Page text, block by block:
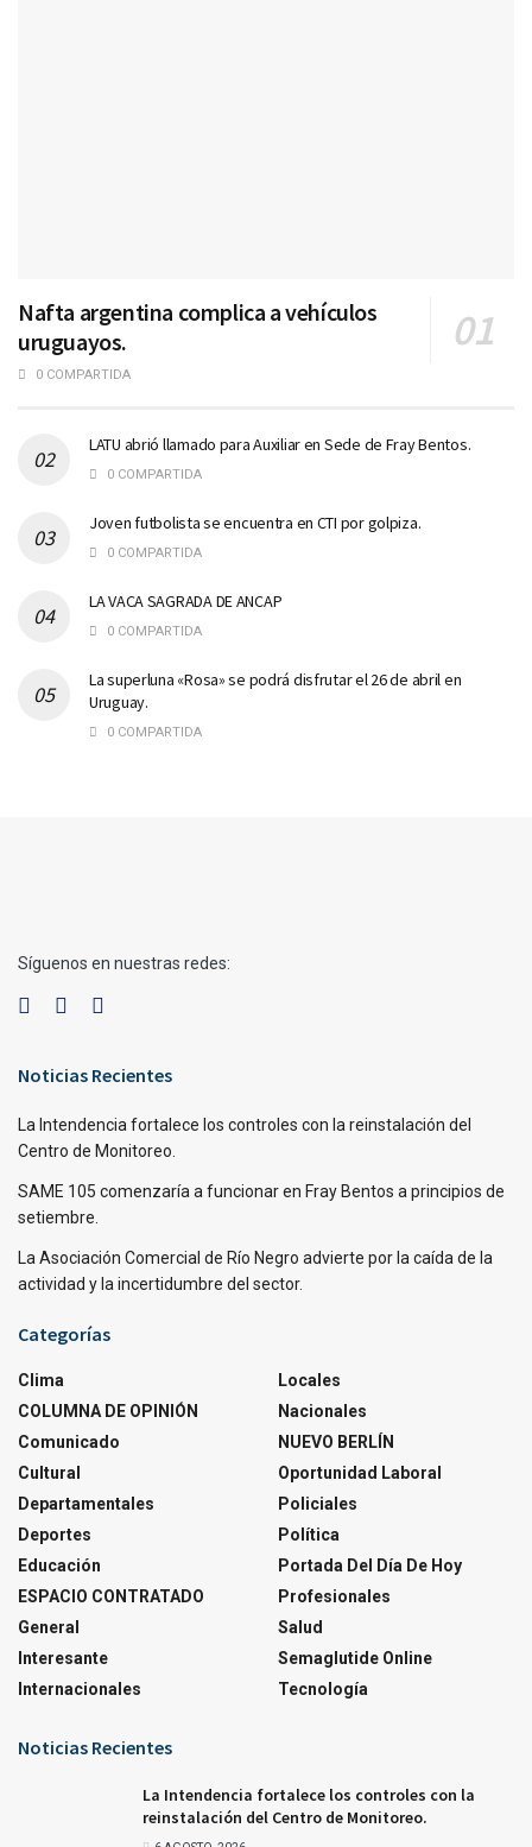
Nafta argentina complica a vehículos
uruguayos.
0 COMPARTIDA
LATU abrió llamado para Auxiliar en Sede de Fray Bentos.
0 COMPARTIDA
Joven futbolista se encuentra en CTI por golpiza.
0 COMPARTIDA
LA VACA SAGRADA DE ANCAP
0 COMPARTIDA
La superluna «Rosa» se podrá disfrutar el 26 de abril en
Uruguay.
0 COMPARTIDA
Síguenos en nuestras redes:
Noticias Recientes
La Intendencia fortalece los controles con la reinstalación del
Centro de Monitoreo.
SAME 105 comenzaría a funcionar en Fray Bentos a principios de
setiembre.
La Asociación Comercial de Río Negro advierte por la caída de la
actividad y la incertidumbre del sector.
Categorías
Clima
COLUMNA DE OPINIÓN
Comunicado
Cultural
Departamentales
Deportes
Educación
ESPACIO CONTRATADO
General
Interesante
Internacionales
Locales
Nacionales
NUEVO BERLÍN
Oportunidad Laboral
Policiales
Política
Portada Del Día De Hoy
Profesionales
Salud
Semaglutide Online
Tecnología
Noticias Recientes
La Intendencia fortalece los controles con la
reinstalación del Centro de Monitoreo.